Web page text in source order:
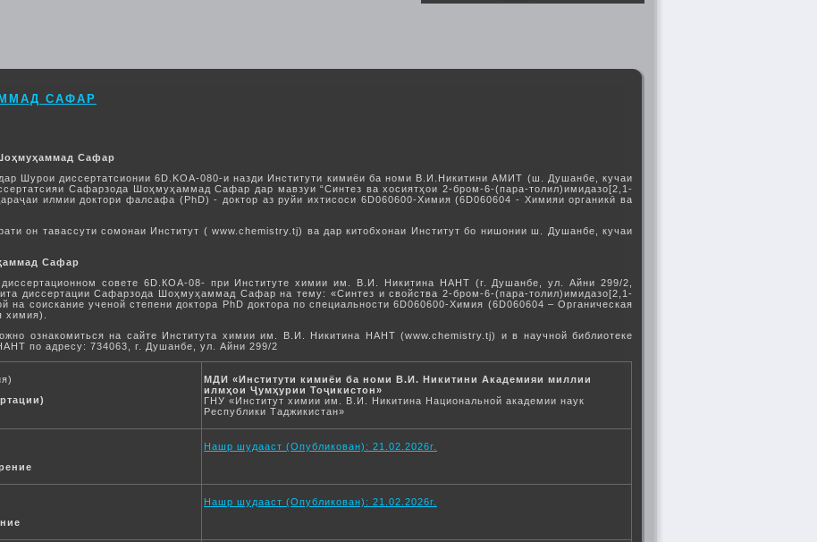
САФАР
Сафар
Шурои диссертатсионии 6D.KOA-080-и назди Институти кимиёи ба номи В.И.Никитини АМИТ (ш. Душанбе, кучаи
Сафарзода Шоҳмуҳаммад Сафар дар мавзуи “Синтез ва хосиятҳои 2-бром-6-(пара-толил)имидазо[2,1-
илмии доктори фалсафа (PhD) - доктор аз руйи ихтисоси 6D060600-Химия (6D060604 - Химияи органикӣ ва
он тавассути сомонаи Институт ( www.chemistry.tj) ва дар китобхонаи Институт бо нишонии ш. Душанбе, кучаи
Сафар
совете 6D.КОА-08- при Институте химии им. В.И. Никитина НАНТ (г. Душанбе, ул. Айни 299/2,
диссертации Сафарзода Шоҳмуҳаммад Сафар на тему: «Синтез и свойства 2-бром-6-(пара-толил)имидазо[2,1-
на соискание ученой степени доктора PhD доктора по специальности 6D060600-Химия (6D060604 – Органическая
химия).
ознакомиться на сайте Института химии им. В.И. Никитина НАНТ (www.chemistry.tj) и в научной библиотеке
по адресу: 734063, г. Душанбе, ул. Айни 299/2
МДИ «Институти кимиёи ба номи В.И. Никитини Академияи миллии
илмҳои Ҷумҳурии Тоҷикистон»
ГНУ «Институт химии им. В.И. Никитина Национальной академии наук
Республики Таджикистан»
Нашр шудааст (Опубликован): 21.02.2026г.
Нашр шудааст (Опубликован): 21.02.2026г.